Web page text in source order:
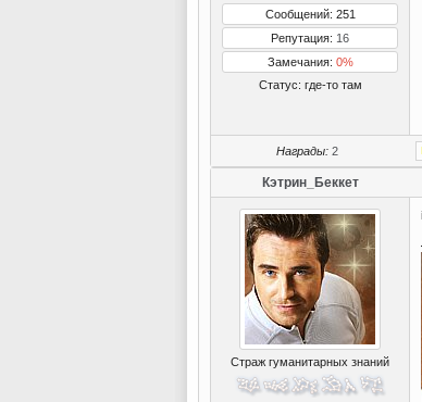
Сообщений: 251
Репутация: 16
Замечания: 0%
Статус: где-то там
Награды: 2
Кэтрин_Беккет
Страж гуманитарных знаний